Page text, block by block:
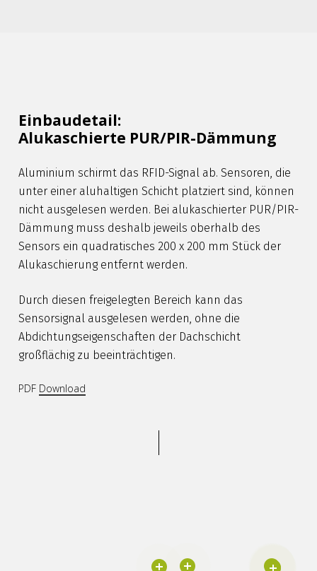
Einbaudetail:
Alukaschierte PUR/PIR-Dämmung
Aluminium schirmt das RFID-Signal ab. Sensoren, die
unter einer aluhaltigen Schicht platziert sind, können
nicht ausgelesen werden. Bei alukaschierter PUR/PIR-
Dämmung muss deshalb jeweils oberhalb des
Sensors ein quadratisches 200 x 200 mm Stück der
Alukaschierung entfernt werden.
Durch diesen freigelegten Bereich kann das
Sensorsignal ausgelesen werden, ohne die
Abdichtungseigenschaften der Dachschicht
großflächig zu beeinträchtigen.
PDF Download